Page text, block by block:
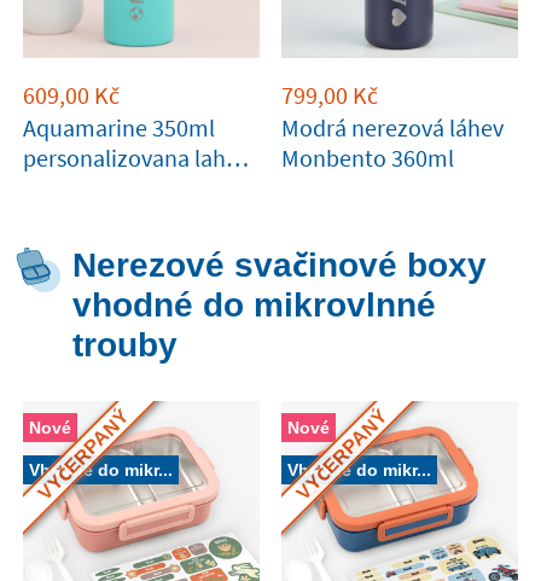
609,00 Kč
Aquamarine 350ml
personalizovana lahev
799,00 Kč
Modrá nerezová láhev
Monbento 360ml
Nerezové svačinové boxy
vhodné do mikrovlnné
trouby
VYČERPANÝ
Nové
Vhodné do mikr... VYČERPANÝ
Nové
Vhodné do mikr...